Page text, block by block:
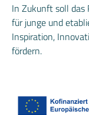
In Zukunft soll das
für junge und
Inspiration,
fördern.